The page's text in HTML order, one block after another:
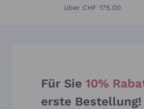
über CHF 175.00
Für Sie 10%
erste Bestellung!